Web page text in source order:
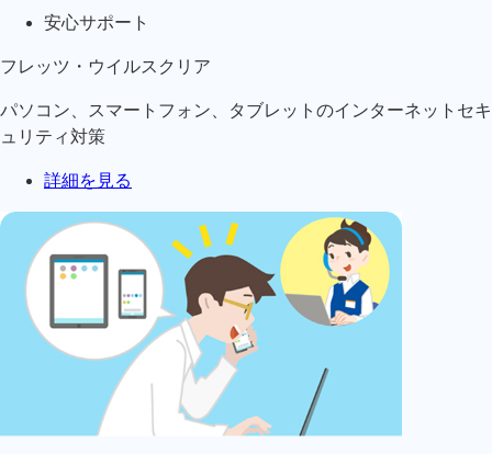
安心サポート
フレッツ・ウイルスクリア
パソコン、スマートフォン、タブレットのインターネットセキ
ュリティ対策
詳細を見る